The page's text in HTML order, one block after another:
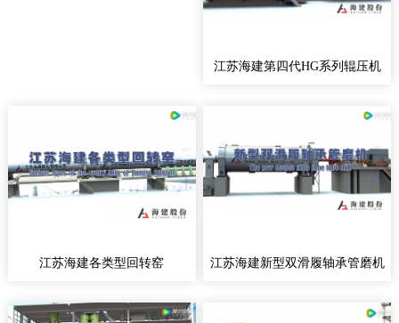
江苏海建第四代HG系列辊压机
江苏海建各类型回转窑 江苏海建新型双滑履轴承管磨机